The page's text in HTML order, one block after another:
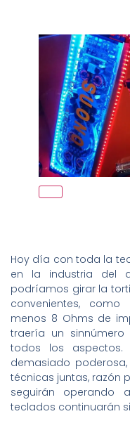
Hoy día con toda la
en la industria del
podríamos girar la
convenientes,
menos 8 Ohms de
traería un
todos los
demasiado
técnicas juntas, razón
seguirán operando
teclados continuarán